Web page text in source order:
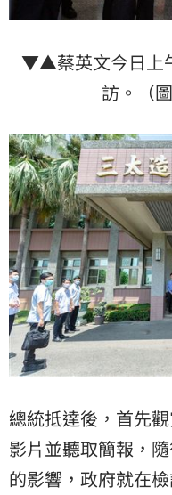
▼▲蔡英文今日上
訪。（
總統抵達後，首先
影片並聽取簡報，
的影響，政府就在